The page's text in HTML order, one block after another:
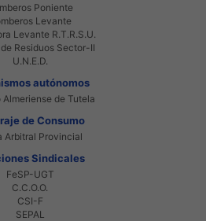
Poniente
Levante
Levante R.T.R.S.U.
Residuos Sector-II
U.N.E.D.
autónomos
Almeriense de Tutela
de Consumo
Arbitral Provincial
Sindicales
FeSP-UGT
C.C.O.O.
CSI-F
SEPAL